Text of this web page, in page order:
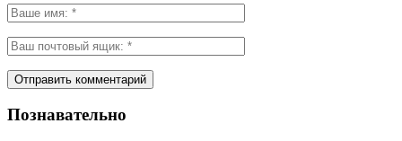
Познавательно